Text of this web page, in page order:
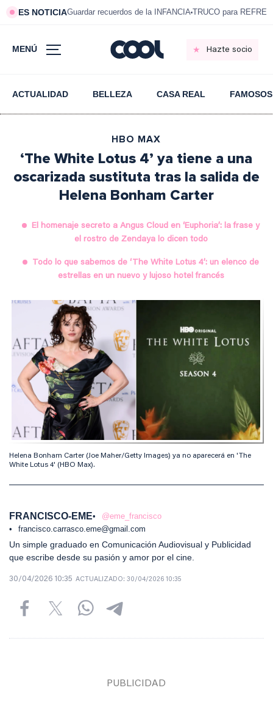
ES NOTICIAGuardar recuerdos de la INFANCIA TRUCO para
MENÚ Hazte socio
ACTUALIDAD BELLEZA CASA REAL FAMOSOS
HBO MAX
‘The White Lotus 4’ ya tiene a una
oscarizada sustituta tras la salida de
Helena Bonham Carter
El homenaje secreto a Angus Cloud en ‘Euphoria’: la frase y
el rostro de Zendaya lo dicen todo
Todo lo que sabemos de ‘The White Lotus 4’: un elenco de
estrellas en un nuevo y lujoso hotel francés
Helena Bonham Carter (Joe Maher/Getty Images) ya no aparecerá en 'The
White Lotus 4' (HBO Max).
FRANCISCO-EME
@eme_francisco
francisco.carrasco.eme@gmail.com
Un simple graduado en Comunicación Audiovisual y Publicidad
que escribe desde su pasión y amor por el cine.
30/04/2026 10:35 ACTUALIZADO: 30/04/2026 10:35